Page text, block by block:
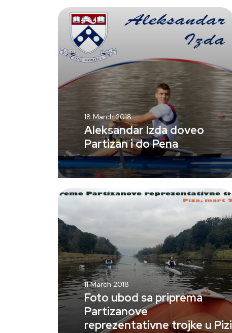
18 March 2018
Aleksandar Izda doveo
Partizan i do Pena
11 March 2018
Foto ubod sa priprema
Partizanove
reprezentativne trojke u Pizi